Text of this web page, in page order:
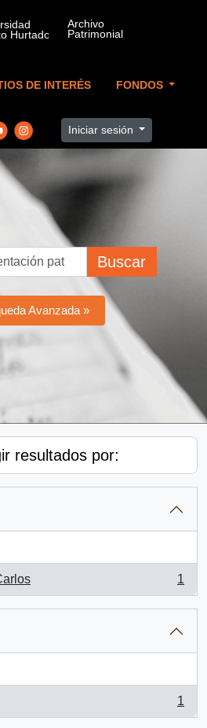
DE INTERÉS FONDOS
Iniciar sesión
Buscar
Avanzada »
resultados por:
1
1